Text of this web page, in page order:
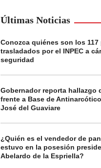
Últimas Noticias
Conozca quiénes son los 117
trasladados por el INPEC a
seguridad
Gobernador reporta hallazgo
frente a Base de
José del Guaviare
¿Quién es el vendedor de
estuvo en la posesión
Abelardo de la Espriella?